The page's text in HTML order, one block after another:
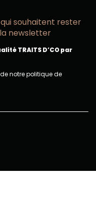
souhaitent rester
newsletter
TRAITS D’CO par
notre politique de